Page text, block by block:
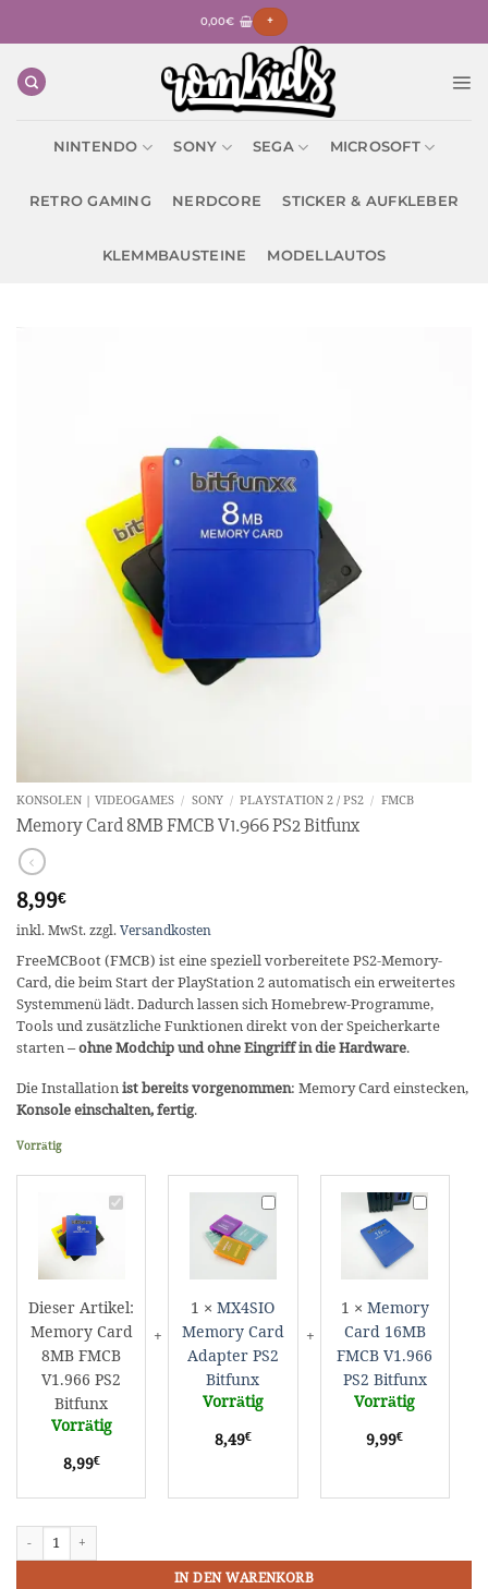
0,00€ +
NINTENDO SONY SEGA MICROSOFT
RETRO GAMING NERDCORE STICKER & AUFKLEBER
KLEMMBAUSTEINE MODELLAUTOS
KONSOLEN | VIDEOGAMES / SONY / PLAYSTATION 2 / PS2 / FMCB
Memory Card 8MB FMCB V1.966 PS2 Bitfunx
8,99€
inkl. MwSt. zzgl. Versandkosten
FreeMCBoot (FMCB) ist eine speziell vorbereitete PS2-Memory-
Card, die beim Start der PlayStation 2 automatisch ein erweitertes
Systemmenü lädt. Dadurch lassen sich Homebrew-Programme,
Tools und zusätzliche Funktionen direkt von der Speicherkarte
starten –ohne Modchip und ohne Eingriff in die Hardware.
Die Installation ist bereits vorgenommen: Memory Card einstecken,
Konsole einschalten, fertig.
Vorrätig
Memory
PS2
Bitfunx
Dieser Artikel:
Memory Card
8MB FMCB
V1.966 PS2
Bitfunx
Vorrätig
8,99€
MX4SIO
Card
Bitfunx
1 ×MX4SIO
Memory Card
Adapter PS2
Bitfunx
Vorrätig
8,49€
Memory
16MB
PS2
Bitfunx
1 × Memory
Card 16MB
FMCB V1.966
PS2 Bitfunx
Vorrätig
9,99€
IN DEN WARENKORB